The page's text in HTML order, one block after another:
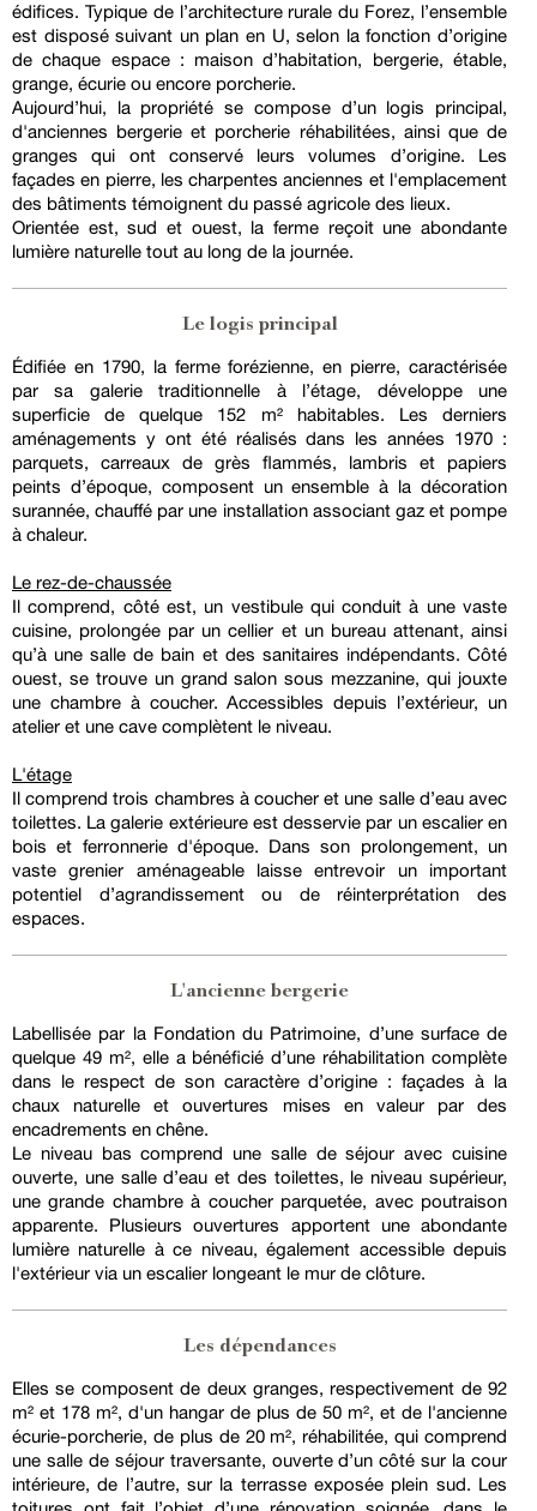
édifices. Typique de l’architecture rurale du Forez, l’ensemble
est disposé suivant un plan en U, selon la fonction d’origine
de chaque espace : maison d’habitation, bergerie, étable,
grange, écurie ou encore porcherie.
Aujourd’hui, la propriété se compose d’un logis principal,
d'anciennes bergerie et porcherie réhabilitées, ainsi que de
granges qui ont conservé leurs volumes d’origine. Les
façades en pierre, les charpentes anciennes et l'emplacement
des bâtiments témoignent du passé agricole des lieux.
Orientée est, sud et ouest, la ferme reçoit une abondante
lumière naturelle tout au long de la journée.
Le logis principal
Édifiée en 1790, la ferme forézienne, en pierre, caractérisée
par sa galerie traditionnelle à l’étage, développe une
superficie de quelque 152 m² habitables. Les derniers
aménagements y ont été réalisés dans les années 1970 :
parquets, carreaux de grès flammés, lambris et papiers
peints d’époque, composent un ensemble à la décoration
surannée, chauffé par une installation associant gaz et pompe
à chaleur.
Le rez-de-chaussée
Il comprend, côté est, un vestibule qui conduit à une vaste
cuisine, prolongée par un cellier et un bureau attenant, ainsi
qu’à une salle de bain et des sanitaires indépendants. Côté
ouest, se trouve un grand salon sous mezzanine, qui jouxte
une chambre à coucher. Accessibles depuis l’extérieur, un
atelier et une cave complètent le niveau.
L'étage
Il comprend trois chambres à coucher et une salle d’eau avec
toilettes. La galerie extérieure est desservie par un escalier en
bois et ferronnerie d'époque. Dans son prolongement, un
vaste grenier aménageable laisse entrevoir un important
potentiel d’agrandissement ou de réinterprétation des
espaces.
L'ancienne bergerie
Labellisée par la Fondation du Patrimoine, d’une surface de
quelque 49 m², elle a bénéficié d’une réhabilitation complète
dans le respect de son caractère d’origine : façades à la
chaux naturelle et ouvertures mises en valeur par des
encadrements en chêne.
Le niveau bas comprend une salle de séjour avec cuisine
ouverte, une salle d’eau et des toilettes, le niveau supérieur,
une grande chambre à coucher parquetée, avec poutraison
apparente. Plusieurs ouvertures apportent une abondante
lumière naturelle à ce niveau, également accessible depuis
l'extérieur via un escalier longeant le mur de clôture.
Les dépendances
Elles se composent de deux granges, respectivement de 92
m² et 178 m², d'un hangar de plus de 50 m², et de l'ancienne
écurie-porcherie, de plus de 20 m², réhabilitée, qui comprend
une salle de séjour traversante, ouverte d’un côté sur la cour
intérieure, de l’autre, sur la terrasse exposée plein sud. Les